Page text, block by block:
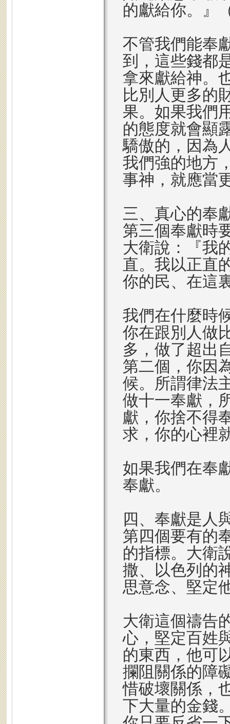
的獻給你。』
不管我們能奉
到，這些錢都
拿來獻給神。
比別人更多的
果。如果我們
的態度就會顯
驕傲的，因為
我們強的地方
事神，就應當
三、真心的奉
第三個奉獻時
大衛說：『我
直。我以正直
你的民、在這
我們在什麼時
你在跟別人做
多，做了超出
第二個，你因
候。所謂律法
做十一奉獻，
獻，你捨不得
求，你的心裡
如果我們在奉
奉獻。
四、奉獻是人
第四個要有的
的指標。大衛
撒、以色列的
思意念、堅定
大衛這個禱告
心，堅定百姓
的東西，他可
攔阻關係的障
惜破壞關係，
下大量的金錢